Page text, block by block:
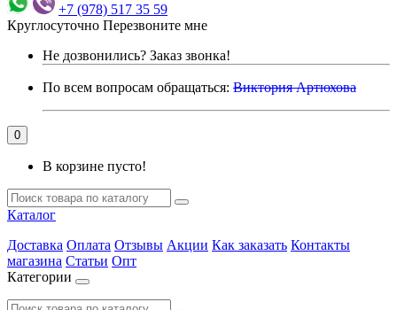
+7 (978) 517 35 59
Круглосуточно Перезвоните мне
Не дозвонились? Заказ звонка!
По всем вопросам обращаться: Виктория Артюхова
0
В корзине пусто!
Каталог
Доставка Оплата Отзывы Акции Как заказать Контакты
магазина Статьи Опт
Категории